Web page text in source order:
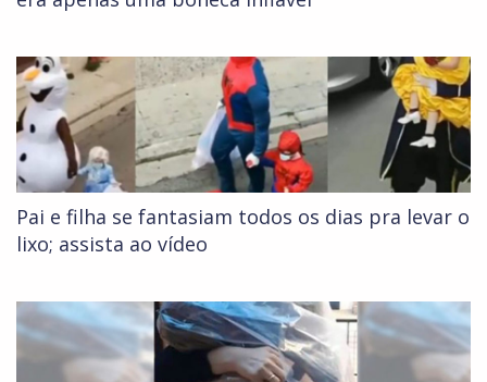
Pai e filha se fantasiam todos os dias pra levar o
lixo; assista ao vídeo